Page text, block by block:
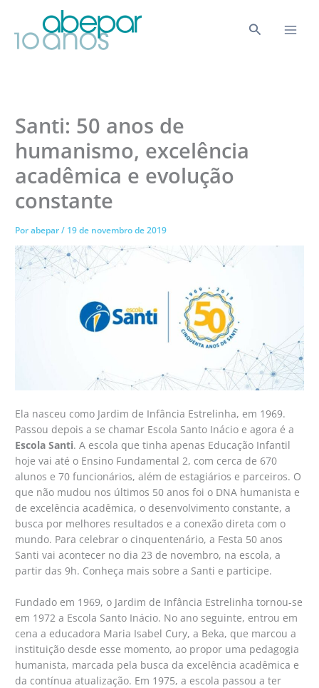
conteúdo
Pesquisar
Santi: 50 anos de
humanismo, excelência
acadêmica e evolução
constante
Porabepar/ 19 de novembro de 2019
Ela nasceu como Jardim de Infância Estrelinha, em 1969.
Passou depois a se chamar Escola Santo Inácio e agora é a
Escola Santi. A escola que tinha apenas Educação Infantil
hoje vai até o Ensino Fundamental 2, com cerca de 670
alunos e 70 funcionários, além de estagiários e parceiros. O
que não mudou nos últimos 50 anos foi o DNA humanista e
de excelência acadêmica, o desenvolvimento constante, a
busca por melhores resultados e a conexão direta com o
mundo. Para celebrar o cinquentenário, a Festa 50 anos
Santi vai acontecer no dia 23 de novembro, na escola, a
partir das 9h. Conheça mais sobre a Santi e participe.
Fundado em 1969, o Jardim de Infância Estrelinha tornou-se
em 1972 a Escola Santo Inácio. No ano seguinte, entrou em
cena a educadora Maria Isabel Cury, a Beka, que marcou a
instituição desde esse momento, ao propor uma pedagogia
humanista, marcada pela busca da excelência acadêmica e
da contínua atualização. Em 1975, a escola passou a ter